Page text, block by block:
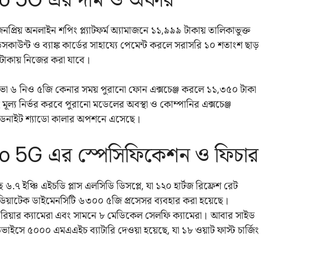
অনলাইন শপিং প্ল্যাটফর্ম অ্যামাজনে ১১,৯৯৯ টাকায় তালিকাভুক্ত
ও ব্যাঙ্ক কার্ডের সাহায্যে পেমেন্ট করলে সরাসরি ১০ শতাংশ ছাড়
নিজের করা যাবে।
৬ নিও ৫জি কেনার সময় পুরানো ফোন এক্সচেঞ্জ করলে ১১,৩৫০ টাকা
নির্ভর করবে পুরানো মডেলের অবস্থা ও কোম্পানির এক্সচেঞ্জ
শ্যাডো কালার অপশনে এসেছে।
5G এর স্পেসিফিকেশন ও ফিচার
ইঞ্চি এইচডি প্লাস এলসিডি ডিসপ্লে, যা ১২০ হার্টজ রিফ্রেশ রেট
ডাইমেনসিটি ৬৩০০ ৫জি প্রসেসর ব্যবহার করা হয়েছে।
ক্যামেরা এবং সামনে ৮ মেডিকেল সেলফি ক্যামেরা। আবার সাইড
৫০০০ এমএএইচ ব্যাটারি দেওয়া হয়েছে, যা ১৮ ওয়াট ফাস্ট চার্জিং